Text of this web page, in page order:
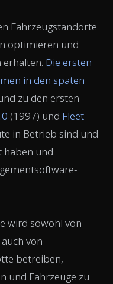
Fahrzeugstandorte
optimieren und
erhalten. Die ersten
in den späten
zu den ersten
(1997) und Fleet
in Betrieb sind und
haben und
wird sowohl von
von
betreiben,
und Fahrzeuge zu